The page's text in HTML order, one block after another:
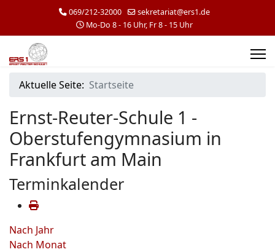
069/212-32000
sekretariat@ers1.de
Mo-Do 8 - 16 Uhr, Fr 8 - 15 Uhr
Aktuelle Seite: Startseite
Ernst-Reuter-Schule 1 -
Oberstufengymnasium in
Frankfurt am Main
Terminkalender
Nach Jahr
Nach Monat